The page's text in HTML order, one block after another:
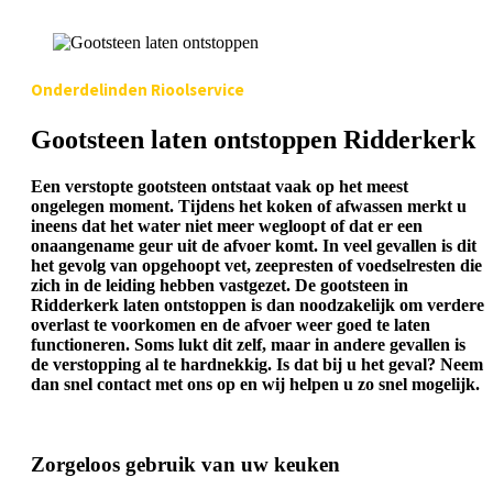
Onderdelinden Rioolservice
Gootsteen laten ontstoppen Ridderkerk
Een verstopte gootsteen ontstaat vaak op het meest
ongelegen moment. Tijdens het koken of afwassen merkt u
ineens dat het water niet meer wegloopt of dat er een
onaangename geur uit de afvoer komt. In veel gevallen is dit
het gevolg van opgehoopt vet, zeepresten of voedselresten die
zich in de leiding hebben vastgezet. De gootsteen in
Ridderkerk laten ontstoppen is dan noodzakelijk om verdere
overlast te voorkomen en de afvoer weer goed te laten
functioneren. Soms lukt dit zelf, maar in andere gevallen is
de verstopping al te hardnekkig. Is dat bij u het geval? Neem
dan snel contact met ons op en wij helpen u zo snel mogelijk.
Zorgeloos gebruik van uw keuken